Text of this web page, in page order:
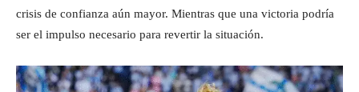
crisis de confianza aún mayor. Mientras que una victoria podría
ser el impulso necesario para revertir la situación.